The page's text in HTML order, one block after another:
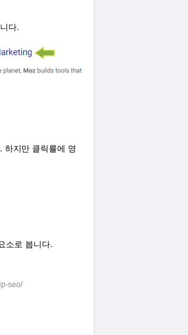
다.
하지만 클릭률에 영
소로 봅니다.
seo/